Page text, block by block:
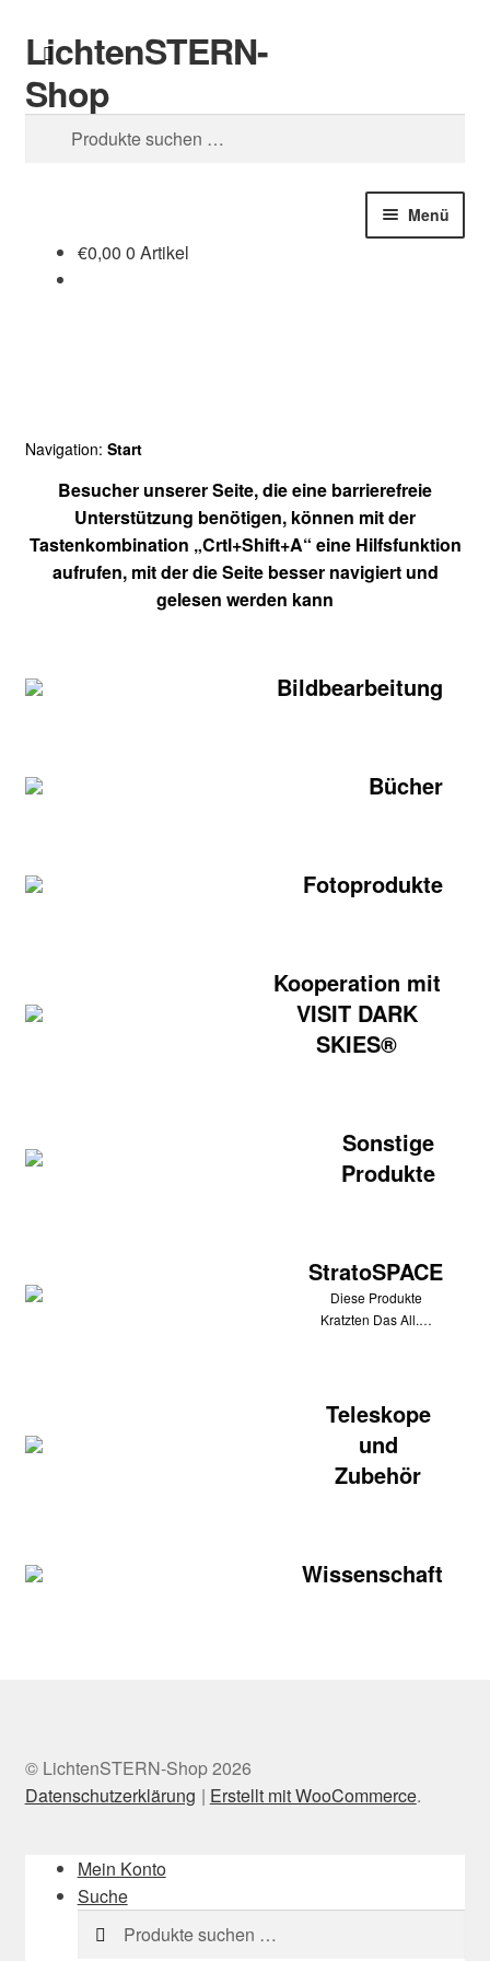
Zur
Navigation
springen
Zum
Inhalt
springen
LichtenSTERN-
Shop
Suchen
Suchen
Menü
€0,00 0 Artikel
Navigation: Start
Besucher unserer Seite, die eine barrierefreie
Unterstützung benötigen, können mit der
Tastenkombination „Crtl+Shift+A“ eine Hilfsfunktion
aufrufen, mit der die Seite besser navigiert und
gelesen werden kann
Bildbearbeitung
Bücher
Fotoprodukte
Kooperation mit
VISIT DARK
SKIES®
Sonstige
Produkte
StratoSPACE
Diese Produkte
Kratzten Das All.…
Teleskope
und
Zubehör
Wissenschaft
© LichtenSTERN-Shop 2026
Datenschutzerklärung
Erstellt mit WooCommerce.
Mein Konto
Suche
Suchen
nach:
Suchen